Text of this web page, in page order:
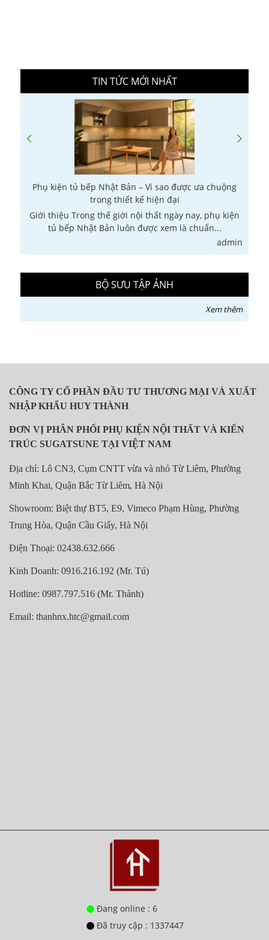
TIN TỨC MỚI NHẤT
Phụ kiện tủ bếp Nhật Bản – Vì sao được ưa chuộng
trong thiết kế hiện đại
Giới thiệu Trong thế giới nội thất ngày nay, phụ kiện
tủ bếp Nhật Bản luôn được xem là chuẩn...
admin
BỘ SƯU TẬP ẢNH
Xem thêm
CÔNG TY CỔ PHẦN ĐẦU TƯ THƯƠNG MẠI VÀ XUẤT
NHẬP KHẨU HUY THÀNH
ĐƠN VỊ PHÂN PHỐI PHỤ KIỆN NỘI THẤT VÀ KIẾN
TRÚC SUGATSUNE TẠI VIỆT NAM
Địa chỉ: Lô CN3, Cụm CNTT vừa và nhỏ Từ Liêm, Phường
Minh Khai, Quận Bắc Từ Liêm, Hà Nội
Showroom: Biệt thự BT5, E9, Vimeco Phạm Hùng, Phường
Trung Hòa, Quận Cầu Giấy, Hà Nội
Điện Thoại: 02438.632.666
Kinh Doanh: 0916.216.192 (Mr. Tú)
Hotline: 0987.797.516 (Mr. Thành)
Email: thanhnx.htc@gmail.com
Đang online : 6
Đã truy cập : 1337447